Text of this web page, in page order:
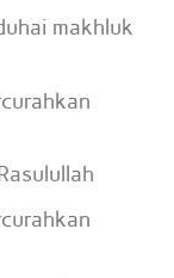
makhluk